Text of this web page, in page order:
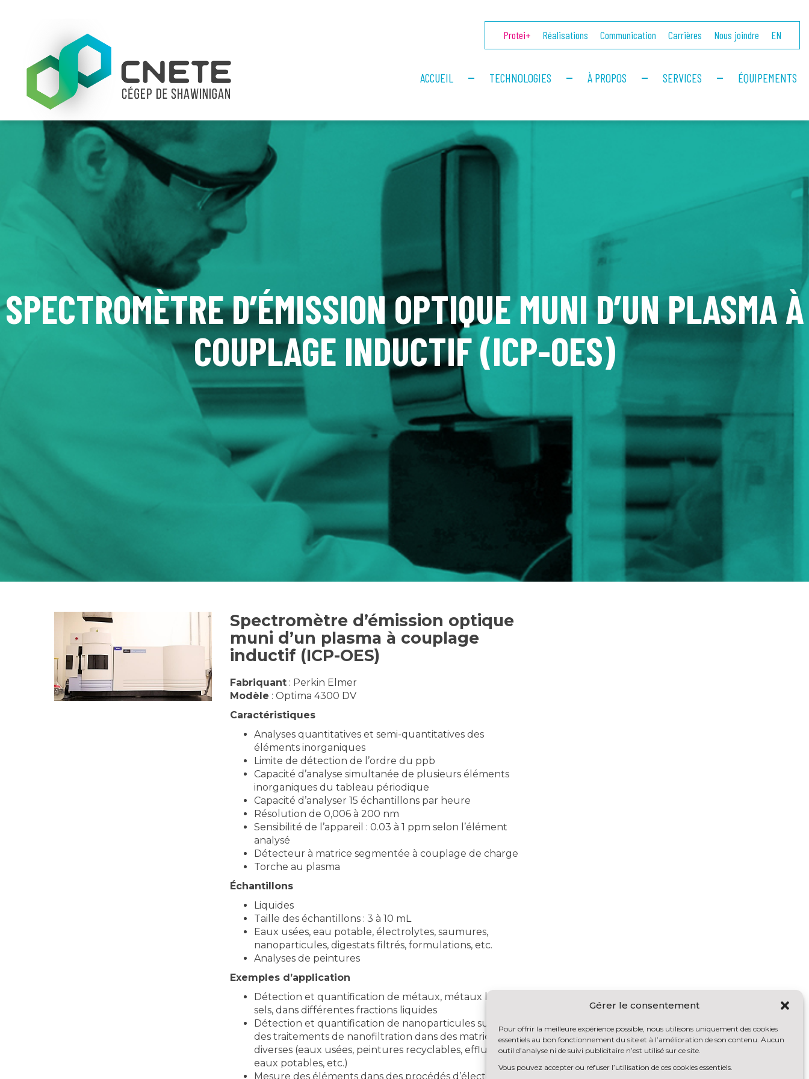
Gérer le consentement
Pour offrir la meilleure expérience possible, nous utilisons uniquement des cookies
essentiels au bon fonctionnement du site et à l’amélioration de son contenu. Aucun
outil d’analyse ni de suivi publicitaire n’est utilisé sur ce site.
Vous pouvez accepter ou refuser l’utilisation de ces cookies essentiels.
Protei+ Réalisations Communication Carrières Nous joindre EN
ACCUEIL TECHNOLOGIES À PROPOS SERVICES ÉQUIPEMENTS
SPECTROMÈTRE D’ÉMISSION OPTIQUE MUNI D’UN PLASMA À
COUPLAGE INDUCTIF (ICP-OES)
Spectromètre d’émission optique
muni d’un plasma à couplage
inductif (ICP-OES)
Fabriquant: Perkin Elmer
Modèle : Optima 4300 DV
Caractéristiques
Analyses quantitatives et semi-quantitatives des
éléments inorganiques
Limite de détection de l’ordre du ppb
Capacité d’analyse simultanée de plusieurs éléments
inorganiques du tableau périodique
Capacité d’analyser 15 échantillons par heure
Résolution de 0,006 à 200 nm
Sensibilité de l’appareil : 0.03 à 1 ppm selon l’élément
analysé
Détecteur à matrice segmentée à couplage de charge
Torche au plasma
Échantillons
Liquides
Taille des échantillons : 3 à 10 mL
Eaux usées, eau potable, électrolytes, saumures,
nanoparticules, digestats filtrés, formulations, etc.
Analyses de peintures
Exemples d’application
Détection et quantification de métaux, métaux lourds,
sels, dans différentes fractions liquides
Détection et quantification de nanoparticules suite à
des traitements de nanofiltration dans des matrices
diverses (eaux usées, peintures recyclables, effluents,
eaux potables, etc.)
Mesure des éléments dans des procédés d’électrolyse et